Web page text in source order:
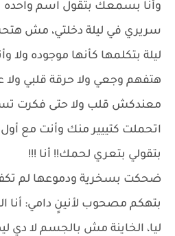
وأنا بسمعك بتقول اسم واحده
سريري في ليلة دخلتي، مش
ليلة بتكلمها كأنها موجوده ولا
هتفهم وجعي ولا حرقة قلبي
معندكش قلب ولا حتى فكرت
اتحملت كتييير منك وأنت مع
بتقولي بتعري لحمك!! أنا !!!
ضحكت بسخرية ودموعها لم
بتهكم مصحوب لأنينٍ دامي: أنا
ليا، الخاينة مش بالجسم لا دي